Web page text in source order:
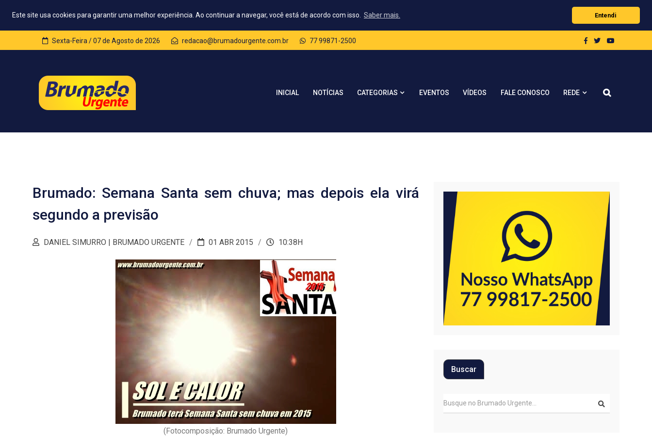
Este site usa cookies para garantir uma melhor experiência. Ao continuar a navegar, você está de acordo com isso. Saber mais. Entendi
Sexta-Feira / 07 de Agosto de 2026 redacao@brumadourgente.com.br 77 99871-2500
INICIAL NOTÍCIAS CATEGORIAS EVENTOS VÍDEOS FALE CONOSCO REDE
Brumado: Semana Santa sem chuva; mas depois ela virá
segundo a previsão
DANIEL SIMURRO | BRUMADO URGENTE 01 ABR 2015 10:38H
(Fotocomposição: Brumado Urgente)
Buscar